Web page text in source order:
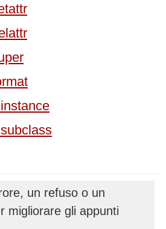
un refuso o un
migliorare gli appunti